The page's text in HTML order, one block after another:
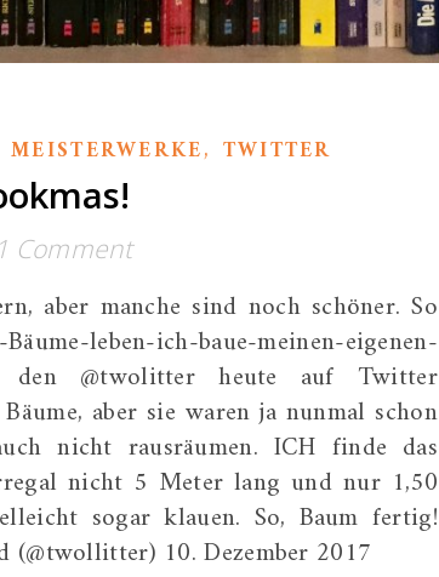
MEISTERWERKE, TWITTER
1 Comment
aber manche sind noch schöner. So
ich-baue-meinen-eigenen-
den @twolitter heute auf Twitter
aber sie waren ja nunmal schon
nicht rausräumen. ICH finde das
nicht 5 Meter lang und nur 1,50
sogar klauen. So, Baum fertig!
10. Dezember 2017